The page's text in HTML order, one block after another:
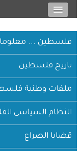
فلسطين ...
تاريخ فلسطين
ملفات وطنية
النظام السياسي
قضايا الصراع